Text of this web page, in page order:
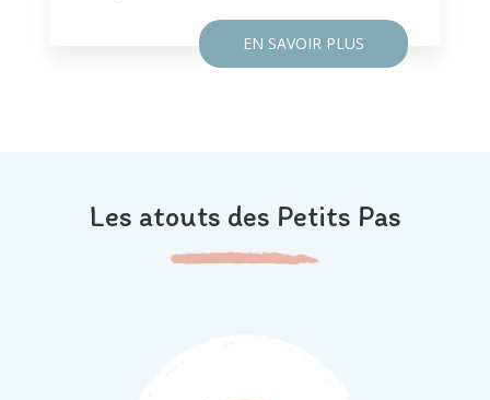
EN SAVOIR PLUS
Les atouts des Petits Pas